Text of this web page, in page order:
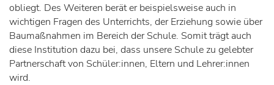
obliegt. Des Weiteren berät er beispielsweise auch in
wichtigen Fragen des Unterrichts, der Erziehung sowie über
Baumaßnahmen im Bereich der Schule. Somit trägt auch
diese Institution dazu bei, dass unsere Schule zu gelebter
Partnerschaft von Schüler:innen, Eltern und Lehrer:innen
wird.